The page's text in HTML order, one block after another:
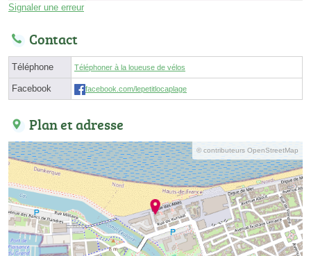
Signaler une erreur
Contact
Téléphone Téléphoner à la loueuse de vélos
Facebook facebook.com/lepetitlocaplage
Plan et adresse
© contributeurs OpenStreetMap